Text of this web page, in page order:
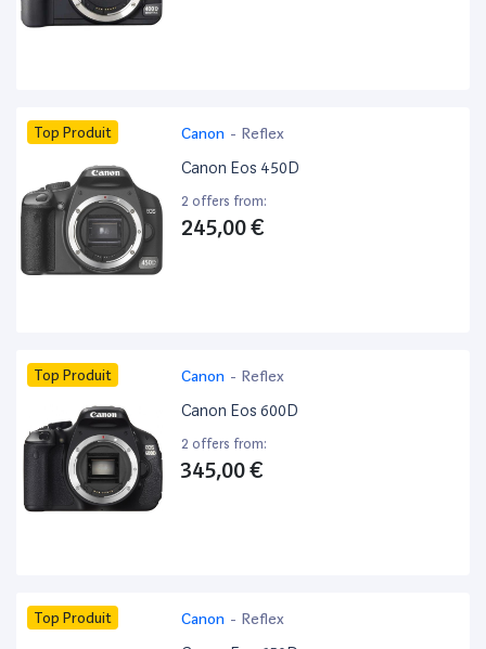
Top Produit Canon - Reflex
Canon Eos 450D
2 offers from:
245,00 €
Top Produit Canon - Reflex
Canon Eos 600D
2 offers from:
345,00 €
Top Produit Canon - Reflex